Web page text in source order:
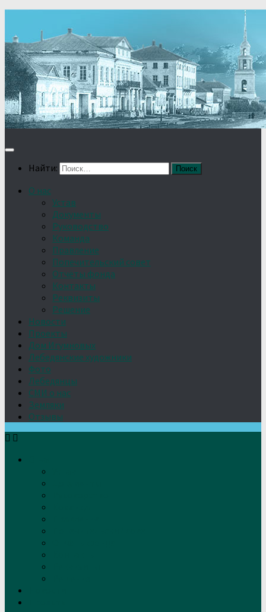
Найти:
О нас
Устав
Документы
Руководство
Команда
Правление
Попечительский совет
Отчёты фонда
Контакты
Реквизиты
Решение
Новости
Проекты
Дом Игумновых
Лебедянские художники
Фото
Лебедянцы
СМИ о нас
Земляки
Отзывы